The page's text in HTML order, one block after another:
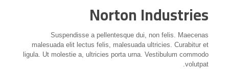
Norton Industries
Suspendisse a pellentesque dui, non felis. Maecenas
malesuada elit lectus felis, malesuada ultricies. Curabitur et
ligula. Ut molestie a, ultricies porta urna. Vestibulum commodo
volutpat.